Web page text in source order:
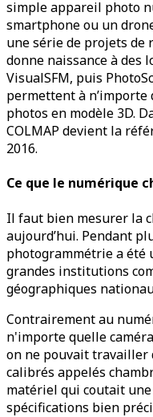
simple appareil photo
smartphone ou un
une série de projets de
donne naissance à des
VisualSFM, puis
permettent à
photos en modèle 3D.
COLMAP devient la
2016.
Ce que le numérique
Il faut bien mesurer la
aujourd’hui. Pendant
photogrammétrie a été
grandes institutions
géographiques
Contrairement au
n'importe quelle
on ne pouvait travailler
calibrés appelés
matériel qui coutait
spécifications bien